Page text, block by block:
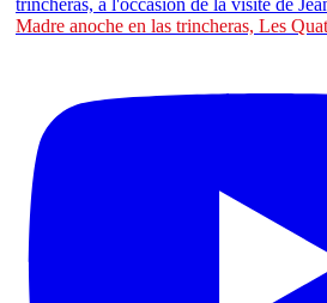
Madre anoche en las trincheras, Les